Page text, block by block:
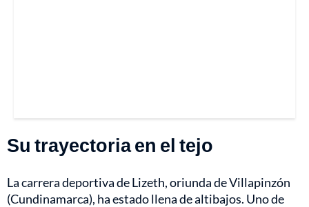
Su trayectoria en el tejo
La carrera deportiva de Lizeth, oriunda de Villapinzón
(Cundinamarca), ha estado llena de altibajos. Uno de